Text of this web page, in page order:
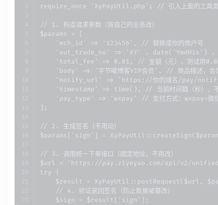
require_once 'XyPayUtil.php'; // 引入上面的工具
// 1. 构造请求参数（按自己的业务改）
$params = [
    'mch_id' => '123456', // 替换成你的商户号
'out_trade_no' => 'XY' . date('YmdHis') .
'total_fee' => 0.01, // 金额（元），测试用0.01
'body' => '字节曜博客VIP会员', // 商品描述，会
'notify_url' => 'https://你的域名/pay/
'timestamp' => time(), // 当前时间戳（秒），
'pay_type' => 'wxpay' // 支付方式：wxpay=微
];
// 2. 生成签名（不用动）
$params['sign'] =
// 3. 调用统一下单接口（固定地址，不用改）
$url = 'https://pay.ziyeyao.com/api/v2/
try {
$result = XyPayUtil::postRequest($url,
    // 4. 验证返回签名（防止数据被篡改）
    $sign = $result['sign'];